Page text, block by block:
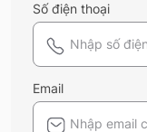
Số điện thoại
Email